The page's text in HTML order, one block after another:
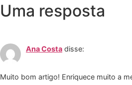
Uma resposta
Ana Costa disse:
Muito bom artigo! Enriquece muito a